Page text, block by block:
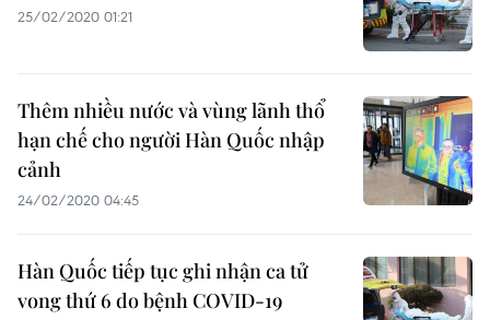
25/02/2020 01:21
Thêm nhiều nước và vùng lãnh thổ
hạn chế cho người Hàn Quốc nhập
cảnh
24/02/2020 04:45
Hàn Quốc tiếp tục ghi nhận ca tử
vong thứ 6 do bệnh COVID-19